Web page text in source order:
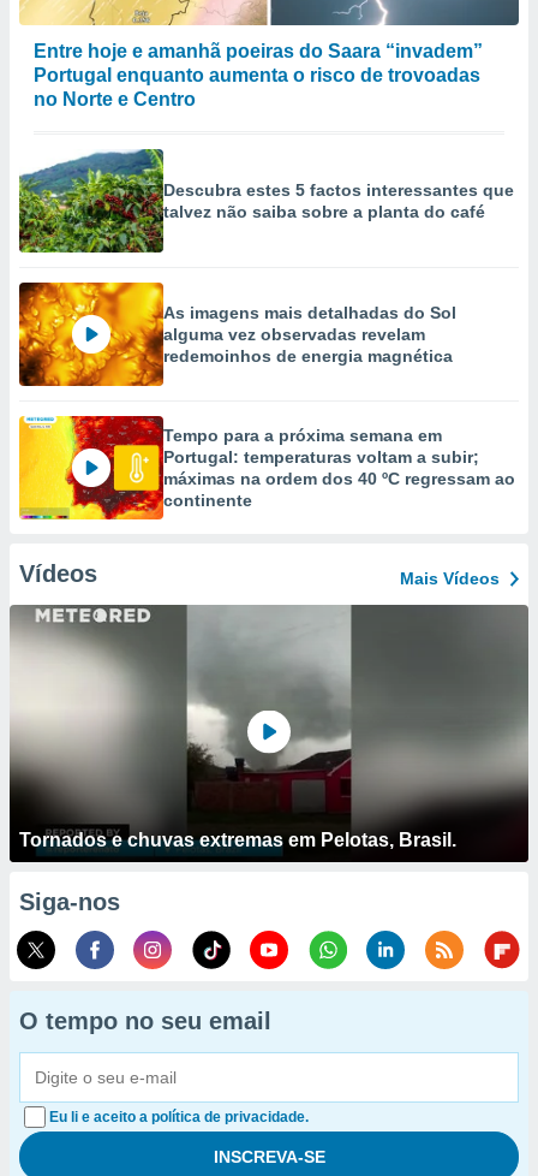
Entre hoje e amanhã poeiras do Saara “invadem”
Portugal enquanto aumenta o risco de trovoadas
no Norte e Centro
Descubra estes 5 factos interessantes que
talvez não saiba sobre a planta do café
As imagens mais detalhadas do Sol
alguma vez observadas revelam
redemoinhos de energia magnética
Tempo para a próxima semana em
Portugal: temperaturas voltam a subir;
máximas na ordem dos 40 ºC regressam ao
continente
Vídeos Mais Vídeos
Tornados e chuvas extremas em Pelotas, Brasil.
Siga-nos
O tempo no seu email
Eu li e aceito a política de privacidade.